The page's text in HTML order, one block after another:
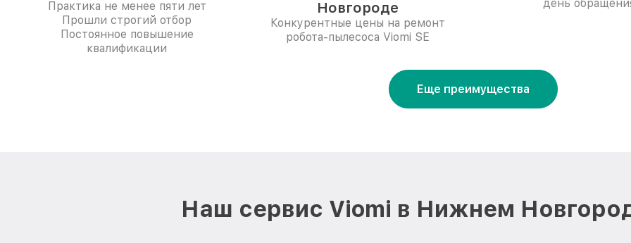
Практика не менее пяти лет
Прошли строгий отбор
Постоянное повышение
квалификации
Новгороде
Конкурентные цены на ремонт
робота-пылесоса Viomi SE
день
Еще преимущества
Наш сервис Viomi в Нижнем